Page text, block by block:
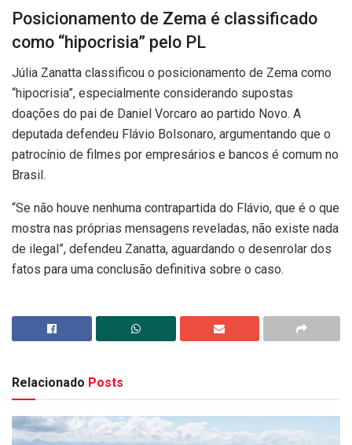
Posicionamento de Zema é classificado
como “hipocrisia” pelo PL
Júlia Zanatta classificou o posicionamento de Zema como
“hipocrisia”, especialmente considerando supostas
doações do pai de Daniel Vorcaro ao partido Novo. A
deputada defendeu Flávio Bolsonaro, argumentando que o
patrocínio de filmes por empresários e bancos é comum no
Brasil.
“Se não houve nenhuma contrapartida do Flávio, que é o que
mostra nas próprias mensagens reveladas, não existe nada
de ilegal”, defendeu Zanatta, aguardando o desenrolar dos
fatos para uma conclusão definitiva sobre o caso.
Relacionado Posts